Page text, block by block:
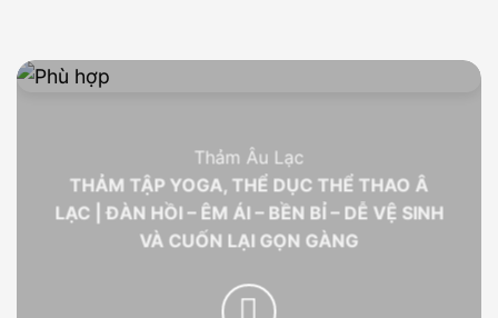
Thảm Âu Lạc
THẢM TẬP YOGA, THỂ DỤC THỂ THAO Â
LẠC | ĐÀN HỒI – ÊM ÁI – BỀN BỈ – DỄ VỆ SINH
VÀ CUỐN LẠI GỌN GÀNG